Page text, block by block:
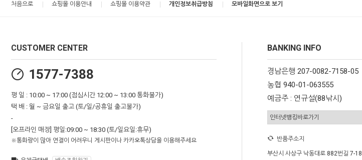
처음으로 쇼핑몰 이용안내 쇼핑몰 이용약관 개인정보취급방침 모바일화면으로 보기
CUSTOMER CENTER
1577-7388
평 일 : 10:00 ~ 17:00 (점심시간 12:00 ~ 13:00 통화불가)
택 배 : 월 ~ 금요일 출고 (토/일/공휴일 출고불가)
-
[오프라인 매장] 평일:09:00 ~ 18:30 (토/일요일:휴무)
※통화량이 많아 연결이 어려우니 게시판이나 카카오톡상담을 이용해주세요
BANKING INFO
경남은행 207-0082-7158-05
농협 940-01-063555
예금주 : 연규설(88낚시)
반품주소지
부산시 사상구 낙동대로 882번길 7-18